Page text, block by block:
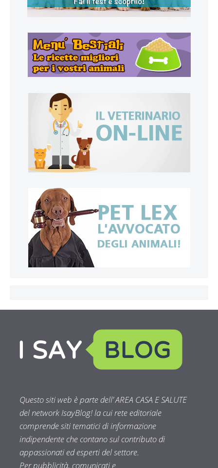
Questo siti web è parte dell’ AREA CASA E SALUTE
del network IsayBlog! la cui rete editoriale
comprende siti tematici di informazione
indipendente che contano sul contributo di
appassionati ed esperti del settore.
Per pubblicità, comunicati e